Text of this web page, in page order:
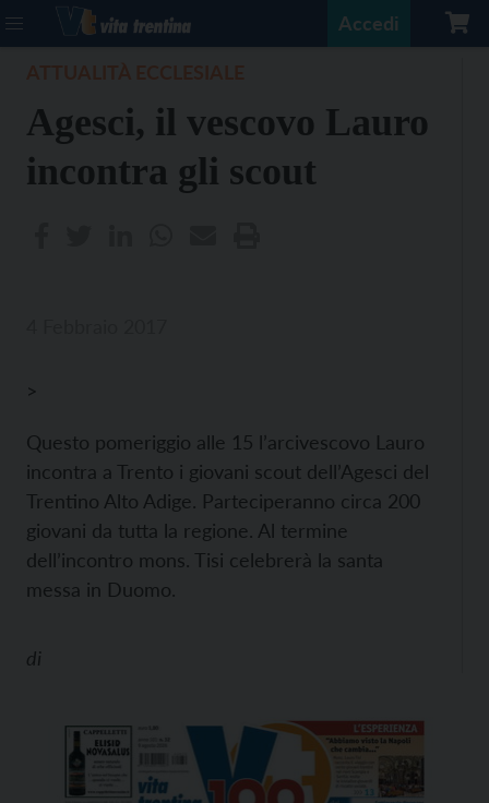
Accedi
Agesci, il vescovo Lauro
incontra gli scout
>
Questo pomeriggio alle 15 l’arcivescovo Lauro
incontra a Trento i giovani scout dell’Agesci del
Trentino Alto Adige. Parteciperanno circa 200
giovani da tutta la regione. Al termine
dell’incontro mons. Tisi celebrerà la santa
messa in Duomo.
di